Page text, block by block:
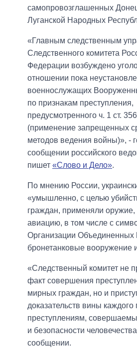
самопровозглашенных
Луганской Народных
«Главным следственным
Следственного комитета
Федерации возбуждено
отношении пока
военнослужащих
по признакам преступления,
предусмотренного ч. 1 ст.
(применение запрещенных
методов ведения войны)», -
сообщении российского
пишет «Слово и Дело».
По мнению России,
«умышленно, с целью
граждан, применяли
авиацию, в том числе с
Организации Объединенных
бронетанковые вооружение
«Следственный комитет не
факт совершения
мирных граждан, но и
доказательств вины каждого
преступлениям,
и безопасности
сообщении.